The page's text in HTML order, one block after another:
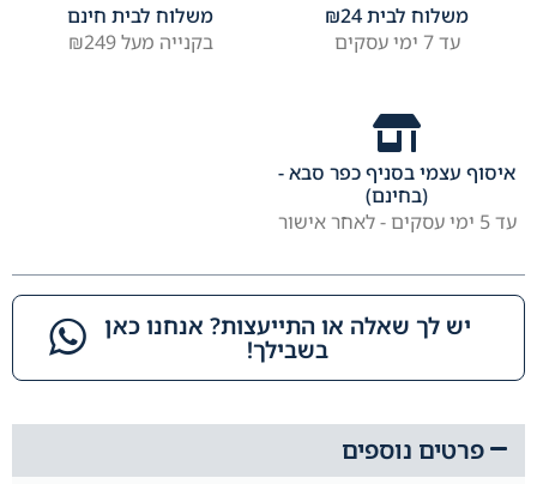
פרטים נוספים
משלוח לבית ₪24
עד 7 ימי עסקים
משלוח לבית חינם
בקנייה מעל ₪249
איסוף עצמי בסניף כפר סבא -
(בחינם)
עד 5 ימי עסקים - לאחר אישור
יש לך שאלה או התייעצות? אנחנו כאן
בשבילך!​